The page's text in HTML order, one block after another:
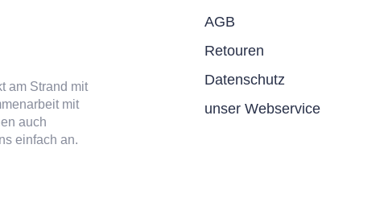
am Strand mit
mit
auch
einfach an.
AGB
Retouren
Datenschutz
unser Webservice